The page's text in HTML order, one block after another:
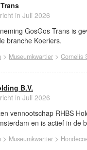
in Juli 2026
GosGos Trans is
branche Koeriers.
> Museumkwartier > Cornelis
B.V.
in Juli 2026
vennootschap RHBS
en is actief in de
> Museumkwartier >